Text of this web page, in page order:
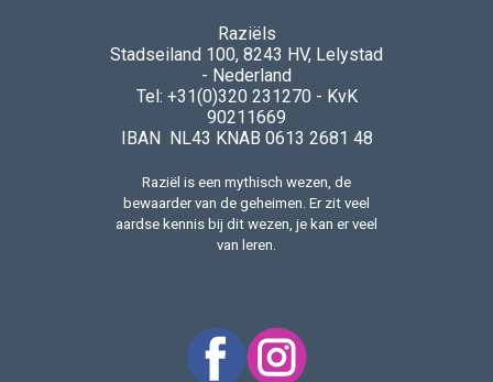
Raziëls
Stadseiland 100, 8243 HV, Lelystad
- Nederland
Tel: +31(0)320 231270 - KvK
90211669
IBAN NL43 KNAB 0613 2681 48
Raziël is een mythisch wezen, de
bewaarder van de geheimen. Er zit veel
aardse kennis bij dit wezen, je kan er veel
van leren.